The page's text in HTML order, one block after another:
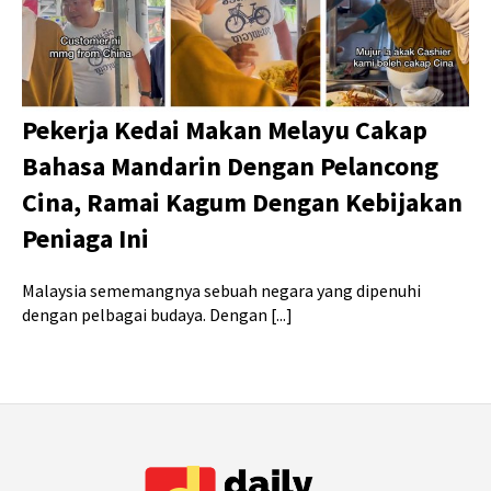
Pekerja Kedai Makan Melayu Cakap
Bahasa Mandarin Dengan Pelancong
Cina, Ramai Kagum Dengan Kebijakan
Peniaga Ini
Malaysia sememangnya sebuah negara yang dipenuhi
dengan pelbagai budaya. Dengan [...]